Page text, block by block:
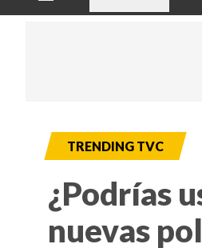
TRENDING TVC
¿Podrías
nuevas